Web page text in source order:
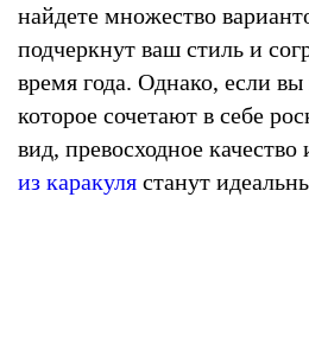
найдете множество
подчеркнут ваш стиль и
время года. Однако, если
которое сочетают в себе
вид, превосходное качество
из каракуля станут